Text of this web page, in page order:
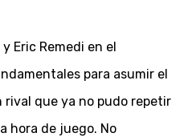
Eric Remedi en el
para asumir el
que ya no pudo repetir
hora de juego. No